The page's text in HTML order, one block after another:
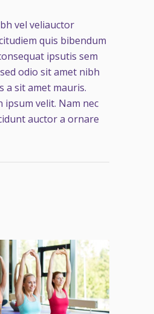
vel veliauctor
quis bibendum
ipsutis sem
odio sit amet nibh
a sit amet mauris.
ipsum velit. Nam nec
auctor a ornare